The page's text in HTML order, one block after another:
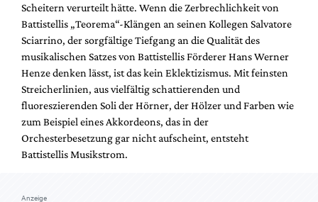
Scheitern verurteilt hätte. Wenn die Zerbrechlichkeit von
Battistellis „Teorema“-Klängen an seinen Kollegen Salvatore
Sciarrino, der sorgfältige Tiefgang an die Qualität des
musikalischen Satzes von Battistellis Förderer Hans Werner
Henze denken lässt, ist das kein Eklektizismus. Mit feinsten
Streicherlinien, aus vielfältig schattierenden und
fluoreszierenden Soli der Hörner, der Hölzer und Farben wie
zum Beispiel eines Akkordeons, das in der
Orchesterbesetzung gar nicht aufscheint, entsteht
Battistellis Musikstrom.
Anzeige